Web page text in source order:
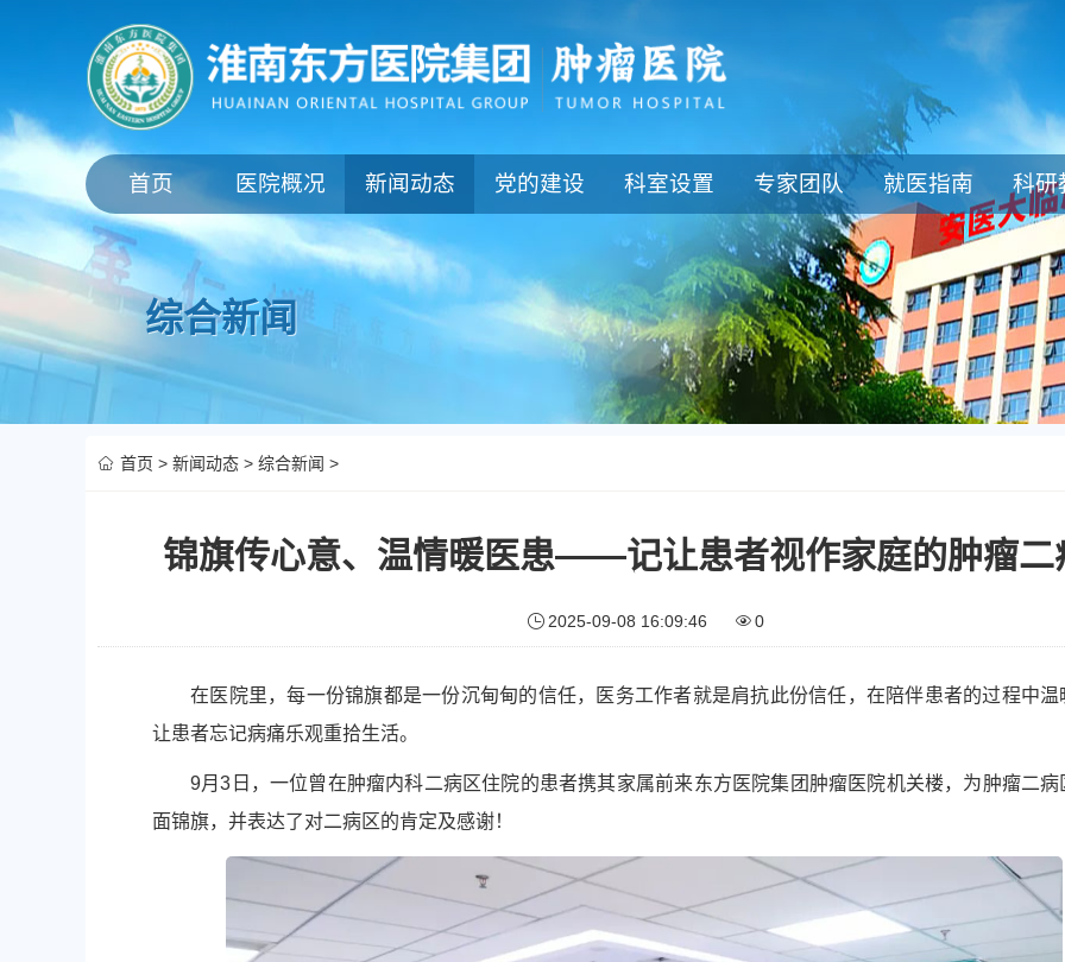
首页 医院概况 新闻动态 党的建设 科室设置 专家团队 就医指南 科研
综合新闻
首页 > 新闻动态 > 综合新闻 >
锦旗传心意、温情暖医患——记让患者视作家庭的肿瘤二
2025-09-08 16:09:46 0
在医院里，每一份锦旗都是一份沉甸甸的信任，医务工作者就是肩抗此份信任，在陪伴患者的过程中温
让患者忘记病痛乐观重拾生活。
9月3日，一位曾在肿瘤内科二病区住院的患者携其家属前来东方医院集团肿瘤医院机关楼，为肿瘤二病
面锦旗，并表达了对二病区的肯定及感谢！